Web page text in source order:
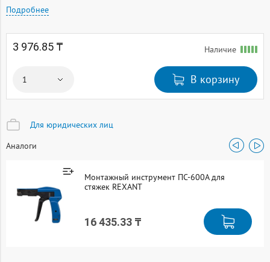
Подробнее
3 976.85 ₸ Наличие
В корзину
Для юридических лиц
Аналоги
Монтажный инструмент ПС-600А для
стяжек REXANT
16 435.33 ₸